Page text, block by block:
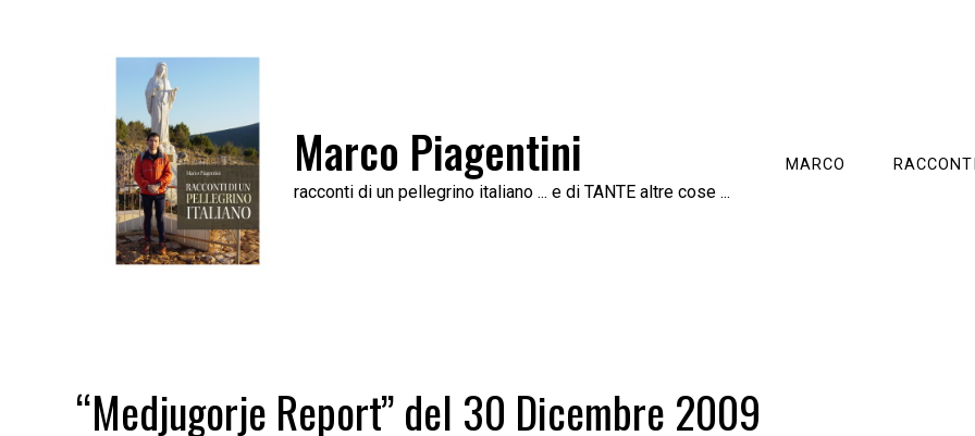
Marco Piagentini
racconti di un pellegrino italiano ... e di TANTE altre cose ...
MARCO
“Medjugorje Report” del 30 Dicembre 2009